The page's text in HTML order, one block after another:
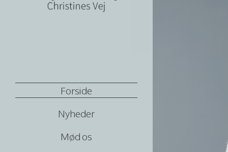
Forside
Nyheder
Mød os